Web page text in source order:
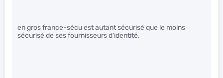
en gros france-sécu est autant sécurisé que le moins
sécurisé de ses fournisseurs d’identité.